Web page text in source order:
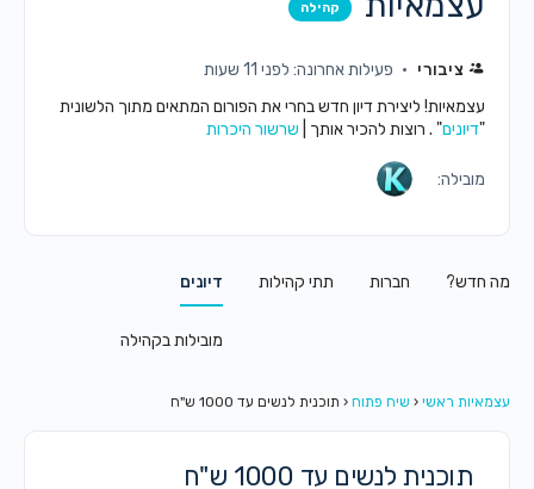
קהילה
ציבורי
פעילות אחרונה: לפני 11 שעות
עצמאיות! ליצירת דיון חדש בחרי את הפורום המתאים מתוך הלשונית
"דיונים" . רוצות להכיר אותך | שרשור היכרות
מובילה:
מה חדש? חברות תתי קהילות דיונים
מובילות בקהילה
עצמאיות ראשי ‹ שיח פתוח ‹ תוכנית לנשים עד 1000 ש"ח
תוכנית לנשים עד 1000 ש"ח